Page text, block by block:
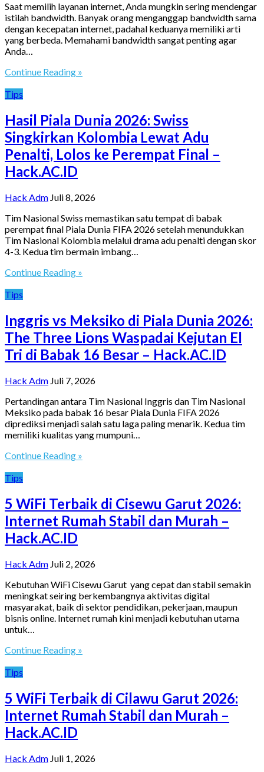
Saat memilih layanan internet, Anda mungkin sering mendengar
istilah bandwidth. Banyak orang menganggap bandwidth sama
dengan kecepatan internet, padahal keduanya memiliki arti
yang berbeda. Memahami bandwidth sangat penting agar
Anda…
Continue Reading »
Tips
Hasil Piala Dunia 2026: Swiss
Singkirkan Kolombia Lewat Adu
Penalti, Lolos ke Perempat Final –
Hack.AC.ID
Hack Adm Juli 8, 2026
Tim Nasional Swiss memastikan satu tempat di babak
perempat final Piala Dunia FIFA 2026 setelah menundukkan
Tim Nasional Kolombia melalui drama adu penalti dengan skor
4-3. Kedua tim bermain imbang…
Continue Reading »
Tips
Inggris vs Meksiko di Piala Dunia 2026:
The Three Lions Waspadai Kejutan El
Tri di Babak 16 Besar – Hack.AC.ID
Hack Adm Juli 7, 2026
Pertandingan antara Tim Nasional Inggris dan Tim Nasional
Meksiko pada babak 16 besar Piala Dunia FIFA 2026
diprediksi menjadi salah satu laga paling menarik. Kedua tim
memiliki kualitas yang mumpuni…
Continue Reading »
Tips
5 WiFi Terbaik di Cisewu Garut 2026:
Internet Rumah Stabil dan Murah –
Hack.AC.ID
Hack Adm Juli 2, 2026
Kebutuhan WiFi Cisewu Garut yang cepat dan stabil semakin
meningkat seiring berkembangnya aktivitas digital
masyarakat, baik di sektor pendidikan, pekerjaan, maupun
bisnis online. Internet rumah kini menjadi kebutuhan utama
untuk…
Continue Reading »
Tips
5 WiFi Terbaik di Cilawu Garut 2026:
Internet Rumah Stabil dan Murah –
Hack.AC.ID
Hack Adm Juli 1, 2026